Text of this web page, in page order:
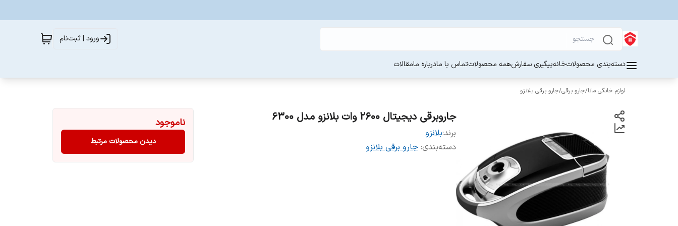
ورود | ثبت‌نام
دسته‌بندی محصولاتخانهپیگیری سفارشهمه محصولاتتماس با مادرباره مامقالات
لوازم خانگی مانا/جارو برقی/جارو برقی بلانزو
جاروبرقی دیجیتال ۲۶۰۰ وات بلانزو مدل ۶۳۰۰
برند:بلانزو
دسته‌بندی: جارو برقی بلانزو
ناموجود
دیدن محصولات مرتبط